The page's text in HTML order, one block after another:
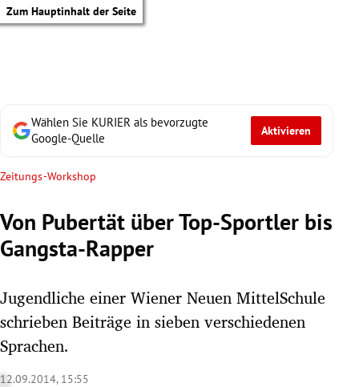
Zum Hauptinhalt der Seite
Untermenü
Untermenü
Wählen Sie KURIER als bevorzugte
Google-Quelle
Aktivieren
Zeitungs-Workshop
Von Pubertät über Top-Sportler bis
Gangsta-Rapper
Jugendliche einer Wiener Neuen MittelSchule
schrieben Beiträge in sieben verschiedenen
Sprachen.
12.09.2014, 15:55